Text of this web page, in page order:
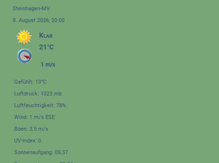
Steinhagen-MV
8. August 2026, 20:00
Klar
21°C
1 m/s
Gefühlt: 13°C
Luftdruck: 1023 mb
Luftfeuchtigkeit: 78%
Wind: 1 m/s ESE
Böen: 3.5 m/s
UV-Index: 0
Sonnenaufgang: 05:37